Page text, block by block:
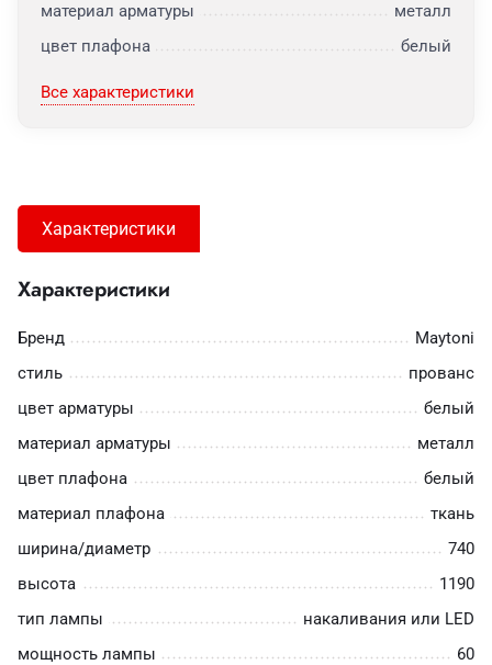
материал арматуры
металл
цвет плафона
белый
Все характеристики
Характеристики
Характеристики
Бренд
Maytoni
стиль
прованс
цвет арматуры
белый
материал арматуры
металл
цвет плафона
белый
материал плафона
ткань
ширина/диаметр
740
высота
1190
тип лампы
накаливания или LED
мощность лампы
60